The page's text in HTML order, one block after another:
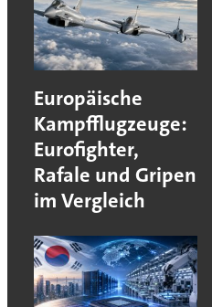
Europäische
Kampfflugzeuge:
Eurofighter,
Rafale und Gripen
im Vergleich